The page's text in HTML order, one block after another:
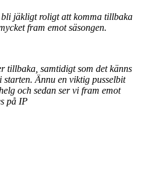
jäkligt roligt att komma tillbaka
fram emot säsongen.
tillbaka, samtidigt som det känns
Ännu en viktig pusselbit
och sedan ser vi fram emot
på IP